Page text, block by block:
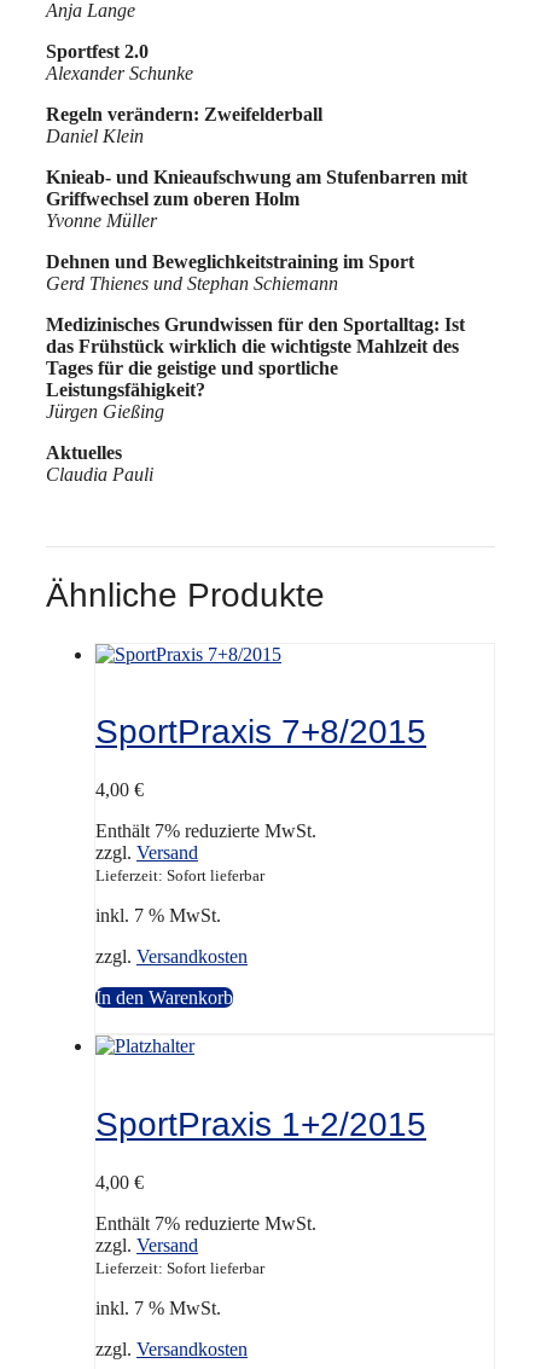
Anja Lange
Sportfest 2.0
Alexander Schunke
Regeln verändern: Zweifelderball
Daniel Klein
Knieab- und Knieaufschwung am Stufenbarren mit
Griffwechsel zum oberen Holm
Yvonne Müller
Dehnen und Beweglichkeitstraining im Sport
Gerd Thienes und Stephan Schiemann
Medizinisches Grundwissen für den Sportalltag: Ist
das Frühstück wirklich die wichtigste Mahlzeit des
Tages für die geistige und sportliche
Leistungsfähigkeit?
Jürgen Gießing
Aktuelles
Claudia Pauli
Ähnliche Produkte
SportPraxis 7+8/2015
4,00 €
Enthält 7% reduzierte MwSt.
zzgl. Versand
Lieferzeit: Sofort lieferbar
inkl. 7 % MwSt.
zzgl. Versandkosten
In den Warenkorb
SportPraxis 1+2/2015
4,00 €
Enthält 7% reduzierte MwSt.
zzgl. Versand
Lieferzeit: Sofort lieferbar
inkl. 7 % MwSt.
zzgl. Versandkosten